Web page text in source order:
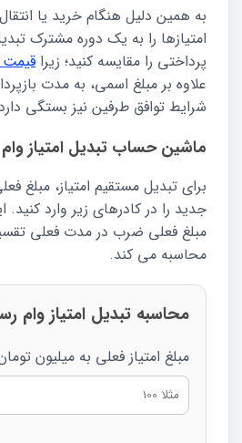
به همین دلیل هنگام خرید یا انتقال
امتیازها را به یک دوره مشترک
پرداختی را مقایسه کنید؛ زیرا قیمت
علاوه بر مبلغ اسمی، به مدت
شرایط توافق طرفین نیز بستگی
ماشین حساب تبدیل امتیاز
برای تبدیل مستقیم امتیاز، مبلغ
جدید را در کادرهای زیر وارد کنید.
مبلغ فعلی ضرب در مدت فعلی
محاسبه می کند.
محاسبه تبدیل امتیاز وام
مبلغ امتیاز فعلی به میلیون